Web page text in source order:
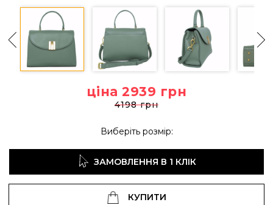
ціна 2939 грн
4198 грн
Виберіть розмір:
ЗАМОВЛЕННЯ В 1 КЛІК
КУПИТИ